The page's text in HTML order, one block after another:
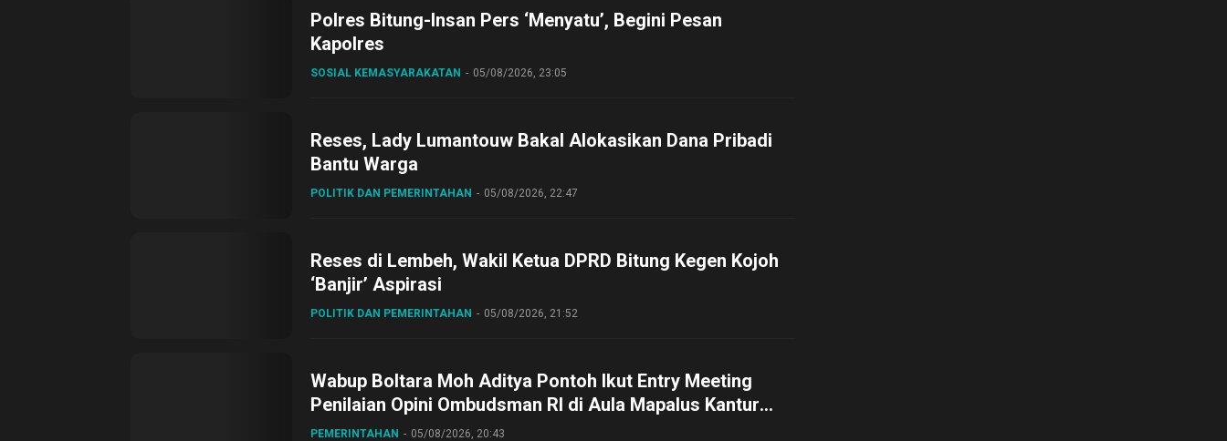
Polres Bitung-Insan Pers ‘Menyatu’, Begini Pesan
Kapolres
SOSIAL KEMASYARAKATAN 05/08/2026, 23:05
Reses, Lady Lumantouw Bakal Alokasikan Dana Pribadi
Bantu Warga
POLITIK DAN PEMERINTAHAN 05/08/2026, 22:47
Reses di Lembeh, Wakil Ketua DPRD Bitung Kegen Kojoh
‘Banjir’ Aspirasi
POLITIK DAN PEMERINTAHAN 05/08/2026, 21:52
Wabup Boltara Moh Aditya Pontoh Ikut Entry Meeting
Penilaian Opini Ombudsman RI di Aula Mapalus Kantur
Gubernur Sulut
PEMERINTAHAN 05/08/2026, 20:43